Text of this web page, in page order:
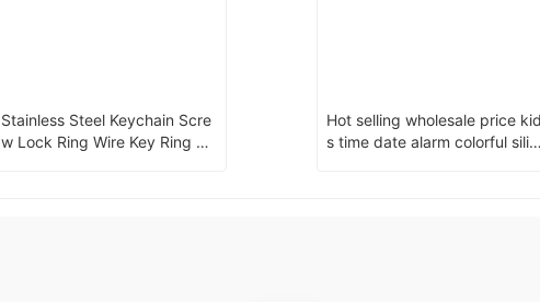
Stainless Steel Keychain Scre
w Lock Ring Wire Key Ring Ho
Hot selling wholesale price
s time date alarm colorful silic